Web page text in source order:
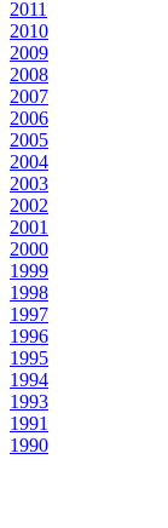
2011
2010
2009
2008
2007
2006
2005
2004
2003
2002
2001
2000
1999
1998
1997
1996
1995
1994
1993
1991
1990